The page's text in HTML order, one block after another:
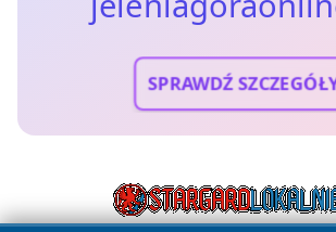
SPRAWDŹ